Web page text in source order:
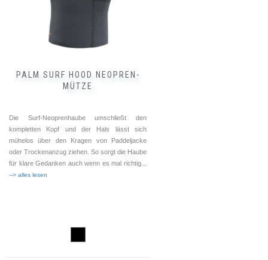
PALM SURF HOOD NEOPREN-
MÜTZE
Die Surf-Neoprenhaube umschließt den
kompletten Kopf und der Hals lässt sich
mühelos über den Kragen von Paddeljacke
oder Trockenanzug ziehen. So sorgt die Haube
für klare Gedanken auch wenn es mal richtig...
--> alles lesen